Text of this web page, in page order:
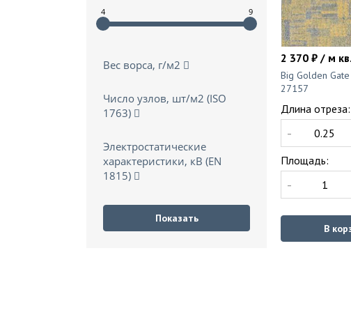
4 9
Вес ворса, г/м2
Число узлов, шт/м2 (ISO
1763)
Электростатические
характеристики, кВ (EN
1815)
2 370 ₽ / м кв.
Big Golden
27157
Длина отреза:
-
Площадь:
-
В